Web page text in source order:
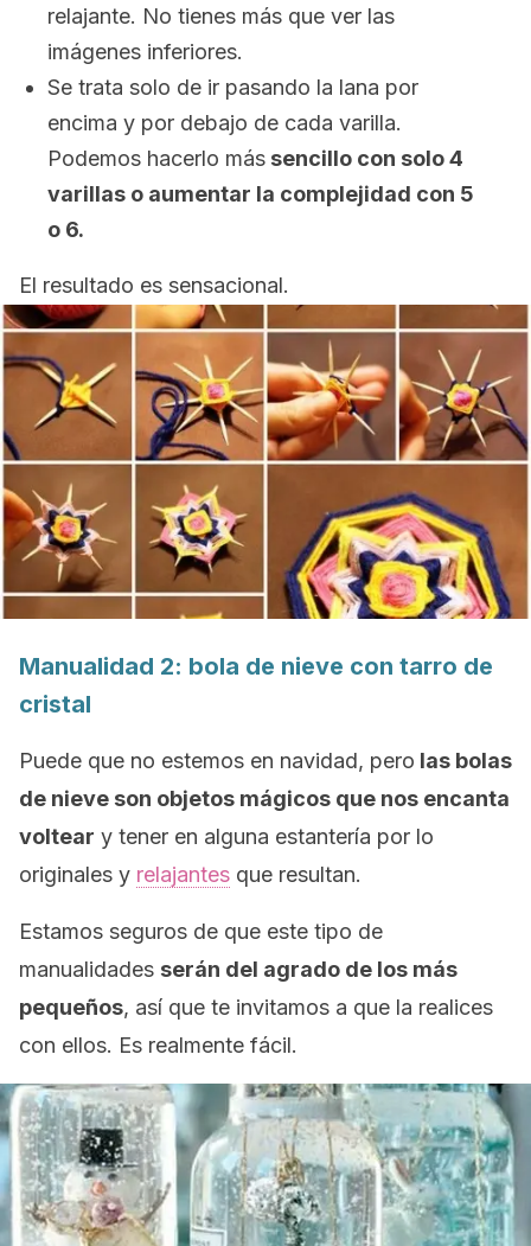
relajante. No tienes más que ver las
imágenes inferiores.
Se trata solo de ir pasando la lana por
encima y por debajo de cada varilla.
Podemos hacerlo más sencillo con solo 4
varillas o aumentar la complejidad con 5
o 6.
El resultado es sensacional.
Manualidad 2: bola de nieve con tarro de
cristal
Puede que no estemos en navidad, pero las bolas
de nieve son objetos mágicos que nos encanta
voltear y tener en alguna estantería por lo
originales y relajantes que resultan.
Estamos seguros de que este tipo de
manualidades serán del agrado de los más
pequeños, así que te invitamos a que la realices
con ellos. Es realmente fácil.